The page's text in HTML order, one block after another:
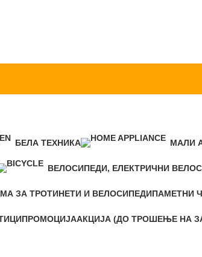
БЕЛА ТЕХНИКА МАЛИ
ВЕЛОСИПЕДИ, ЕЛЕКТРИЧНИ
ЗА ТРОТИНЕТИ И ВЕЛОСИПЕДИПАМЕТНИ
ПРОМОЦИЈААКЦИЈА (ДО ТРОШЕЊЕ НА